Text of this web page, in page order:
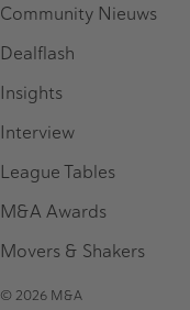
Community Nieuws
Dealflash
Insights
Interview
League Tables
M&A Awards
Movers & Shakers
© 2026 M&A